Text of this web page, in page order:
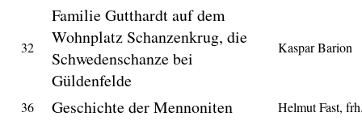
32
Familie Gutthardt auf dem
Wohnplatz Schanzenkrug, die
Schwedenschanze bei
Güldenfelde
Kaspar Barion
36 Geschichte der Mennoniten Helmut Fast,